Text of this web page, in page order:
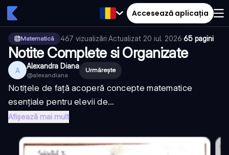
Accesează aplicația
Matematică 467 vizualizări·Actualizat 20 iul. 2026·65 pagini
Notite Complete si Organizate
A Alexandra Diana
@alexandiana
Urmărește
Notițele de față acoperă concepte matematice
esențiale pentru elevii de...
Afișează mai mult